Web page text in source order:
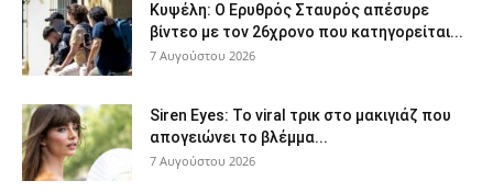
Κυψέλη: Ο Ερυθρός Σταυρός απέσυρε
βίντεο με τον 26χρονο που κατηγορείται...
7 Αυγούστου 2026
Siren Eyes: Το viral τρικ στο μακιγιάζ που
απογειώνει το βλέμμα...
7 Αυγούστου 2026